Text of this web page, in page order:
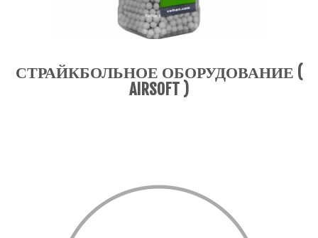
СТРАЙКБОЛЬНОЕ ОБОРУДОВАНИЕ (
AIRSOFT )